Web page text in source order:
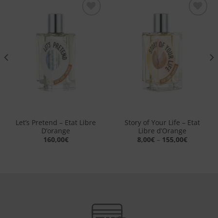
Let’s Pretend – Etat Libre
D’orange
160,00€
Story of Your Life – Etat
Libre d’Orange
8,00€ – 155,00€